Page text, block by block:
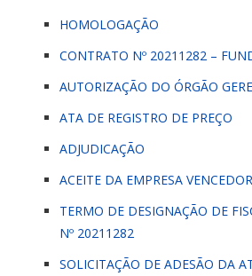
HOMOLOGAÇÃO
CONTRATO Nº 20211282 –
AUTORIZAÇÃO DO ÓRGÃO
ATA DE REGISTRO DE PREÇO
ADJUDICAÇÃO
ACEITE DA EMPRESA
TERMO DE DESIGNAÇÃO DE
Nº 20211282
SOLICITAÇÃO DE ADESÃO DA